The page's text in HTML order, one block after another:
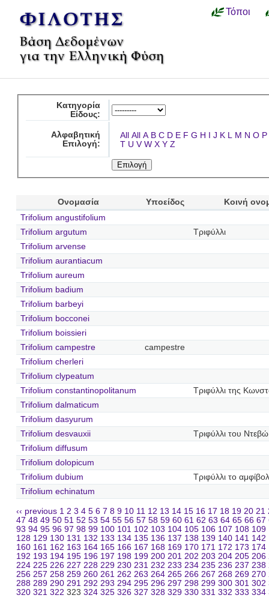
Τόποι
Κατηγορία
Είδους:
Αλφαβητική
Επιλογή:
All All A B C D E F G H I J K L M N O P
T U V W X Y Z
Ονομασία Υποείδος
Κοινή
Trifolium angustifolium
Trifolium argutum
Τριφύλλι
Trifolium arvense
Trifolium aurantiacum
Trifolium aureum
Trifolium badium
Trifolium barbeyi
Trifolium bocconei
Trifolium boissieri
Trifolium campestre
campestre
Trifolium cherleri
Trifolium clypeatum
Trifolium constantinopolitanum
Τριφύλλι της
Trifolium dalmaticum
Trifolium dasyurum
Trifolium desvauxii
Τριφύλλι του Ντεβώ
Trifolium diffusum
Trifolium dolopicum
Trifolium dubium
Τριφύλλι το
Trifolium echinatum
‹‹ previous 1 2 3 4 5 6 7 8 9 10 11 12 13 14 15 16 17 18 19 20 21
47 48 49 50 51 52 53 54 55 56 57 58 59 60 61 62 63 64 65 66 67
93 94 95 96 97 98 99 100 101 102 103 104 105 106 107 108 109
128 129 130 131 132 133 134 135 136 137 138 139 140 141 142
160 161 162 163 164 165 166 167 168 169 170 171 172 173 174
192 193 194 195 196 197 198 199 200 201 202 203 204 205 206
224 225 226 227 228 229 230 231 232 233 234 235 236 237 238
256 257 258 259 260 261 262 263 264 265 266 267 268 269 270
288 289 290 291 292 293 294 295 296 297 298 299 300 301 302
320 321 322 323 324 325 326 327 328 329 330 331 332 333 334